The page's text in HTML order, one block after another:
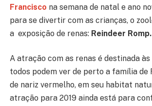
Francisco na semana de natal e ano
para se divertir com as crianças, o
a exposição de renas: Reindeer Romp.
A atração com as renas é destinada
todos podem ver de perto a família de
de nariz vermelho, em seu habitat
atração para 2019 ainda está para